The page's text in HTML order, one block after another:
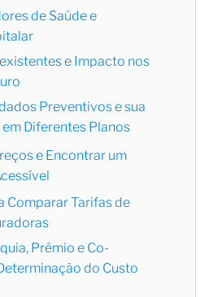
de Saúde e
e Impacto nos
Preventivos e sua
Diferentes Planos
e Encontrar um
Comparar Tarifas de
Prêmio e Co-
do Custo